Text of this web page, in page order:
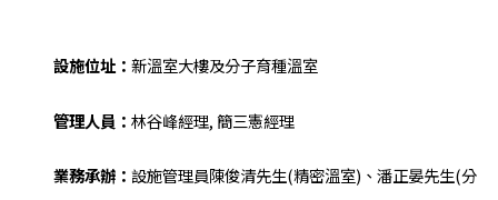
設施位址： 新溫室大樓及分子育種溫室
管理人員： 林谷峰經理, 簡三憲經理
業務承辦： 設施管理員陳俊清先生(精密溫室)、潘正晏先生(分